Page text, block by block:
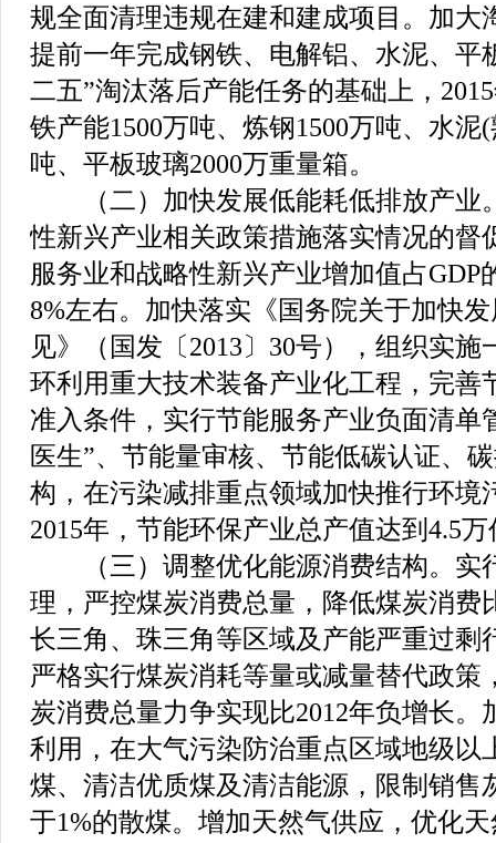
规全面清理违规在建和建成项目。加大
提前一年完成钢铁、电解铝、水泥、平
二五”淘汰落后产能任务的基础上，
铁产能1500万吨、炼钢1500万吨、水泥
吨、平板玻璃2000万重量箱。
（二）加快发展低能耗低排放产业
性新兴产业相关政策措施落实情况的督
服务业和战略性新兴产业增加值占GDP
8%左右。加快落实《国务院关于加快
见》（国发〔2013〕30号），组织实
环利用重大技术装备产业化工程，完善
准入条件，实行节能服务产业负面清单
医生”、节能量审核、节能低碳认证、
构，在污染减排重点领域加快推行环境
2015年，节能环保产业总产值达到4.5
（三）调整优化能源消费结构。实
理，严控煤炭消费总量，降低煤炭消费
长三角、珠三角等区域及产能严重过剩
严格实行煤炭消耗等量或减量替代政策
炭消费总量力争实现比2012年负增长。
利用，在大气污染防治重点区域地级以
煤、清洁优质煤及清洁能源，限制销售
于1%的散煤。增加天然气供应，优化